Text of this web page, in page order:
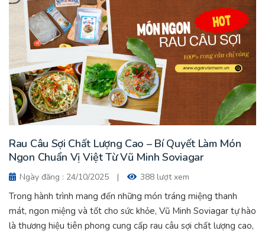
Rau Câu Sợi Chất Lượng Cao – Bí Quyết Làm Món
Ngon Chuẩn Vị Việt Từ Vũ Minh Soviagar
Ngày đăng : 24/10/2025 | 388 lượt xem
Trong hành trình mang đến những món tráng miệng thanh
mát, ngon miệng và tốt cho sức khỏe, Vũ Minh Soviagar tự hào
là thương hiệu tiên phong cung cấp rau câu sợi chất lượng cao,